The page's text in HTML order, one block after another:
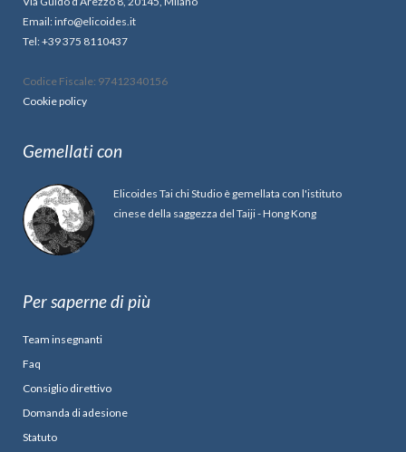
Email: info@elicoides.it
Tel: +39 375 8110437
Codice Fiscale: 97412340156
Cookie policy
Gemellati con
Elicoides Tai chi Studio è gemellata con l'istituto
cinese della saggezza del Taiji - Hong Kong
Per saperne di più
Team insegnanti
Faq
Consiglio direttivo
Domanda di adesione
Statuto